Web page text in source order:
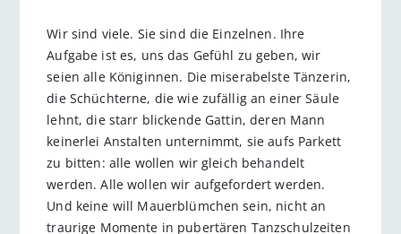
Wir sind viele. Sie sind die Einzelnen. Ihre
Aufgabe ist es, uns das Gefühl zu geben, wir
seien alle Königinnen. Die miserabelste Tänzerin,
die Schüchterne, die wie zufällig an einer Säule
lehnt, die starr blickende Gattin, deren Mann
keinerlei Anstalten unternimmt, sie aufs Parkett
zu bitten: alle wollen wir gleich behandelt
werden. Alle wollen wir aufgefordert werden.
Und keine will Mauerblümchen sein, nicht an
traurige Momente in pubertären Tanzschulzeiten